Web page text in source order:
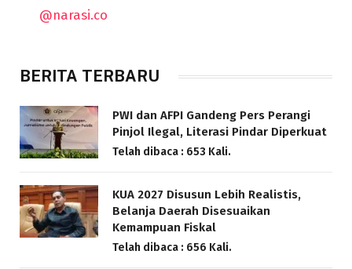
@narasi.co
BERITA TERBARU
PWI dan AFPI Gandeng Pers Perangi
Pinjol Ilegal, Literasi Pindar Diperkuat
Telah dibaca : 653 Kali.
KUA 2027 Disusun Lebih Realistis,
Belanja Daerah Disesuaikan
Kemampuan Fiskal
Telah dibaca : 656 Kali.